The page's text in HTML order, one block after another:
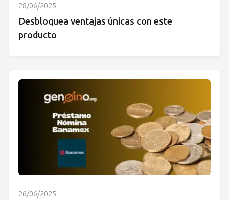
28/06/2025
Desbloquea ventajas únicas con este
producto
26/06/2025